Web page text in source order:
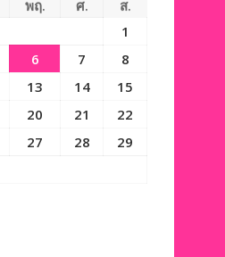
พฤ. ศ.
ส.
1
6 7
8
13 14
15
20 21
22
27 28
29